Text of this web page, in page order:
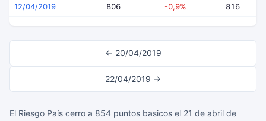
12/04/2019 806 -0,9% 816
← 20/04/2019
22/04/2019 →
El Riesgo País cerro a 854 puntos basicos el 21 de abril de